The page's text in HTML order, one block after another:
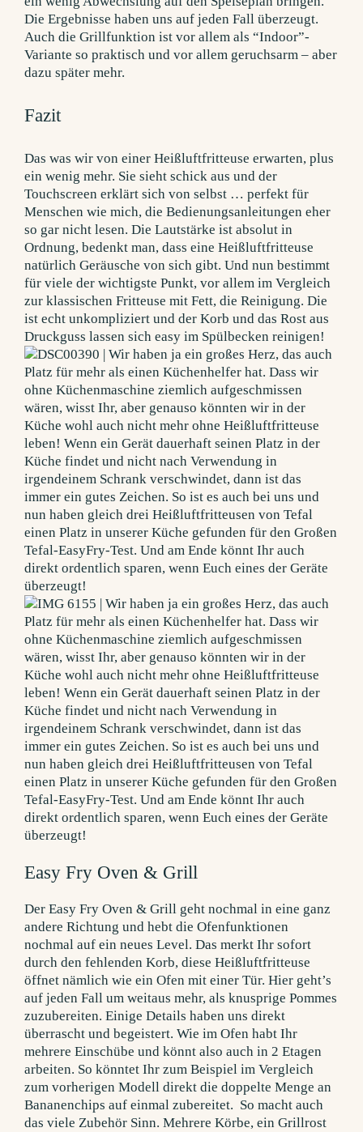
Die Ergebnisse haben uns auf jeden Fall überzeugt.
Auch die Grillfunktion ist vor allem als “Indoor”-
Variante so praktisch und vor allem geruchsarm – aber
dazu später mehr.
Fazit
Das was wir von einer Heißluftfritteuse erwarten, plus
ein wenig mehr. Sie sieht schick aus und der
Touchscreen erklärt sich von selbst … perfekt für
Menschen wie mich, die Bedienungsanleitungen eher
so gar nicht lesen. Die Lautstärke ist absolut in
Ordnung, bedenkt man, dass eine Heißluftfritteuse
natürlich Geräusche von sich gibt. Und nun bestimmt
für viele der wichtigste Punkt, vor allem im Vergleich
zur klassischen Fritteuse mit Fett, die Reinigung. Die
ist echt unkompliziert und der Korb und das Rost aus
Druckguss lassen sich easy im Spülbecken reinigen!
Easy Fry Oven & Grill
Der Easy Fry Oven & Grill geht nochmal in eine ganz
andere Richtung und hebt die Ofenfunktionen
nochmal auf ein neues Level. Das merkt Ihr sofort
durch den fehlenden Korb, diese Heißluftfritteuse
öffnet nämlich wie ein Ofen mit einer Tür. Hier geht’s
auf jeden Fall um weitaus mehr, als knusprige Pommes
zuzubereiten. Einige Details haben uns direkt
überrascht und begeistert. Wie im Ofen habt Ihr
mehrere Einschübe und könnt also auch in 2 Etagen
arbeiten. So könntet Ihr zum Beispiel im Vergleich
zum vorherigen Modell direkt die doppelte Menge an
Bananenchips auf einmal zubereitet. So macht auch
das viele Zubehör Sinn. Mehrere Körbe, ein Grillrost